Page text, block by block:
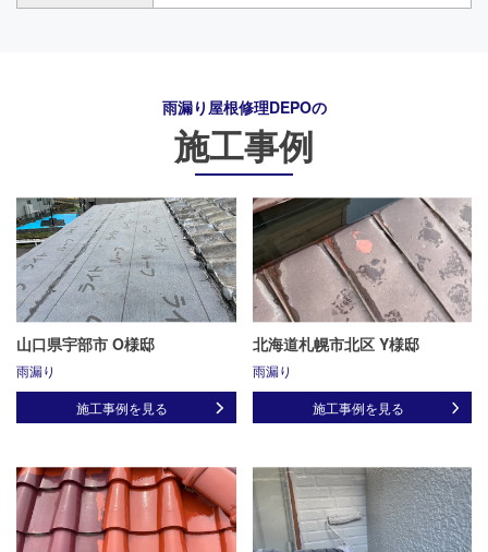
雨漏り屋根修理DEPOの
施工事例
山口県宇部市 O様邸
雨漏り
施工事例を見る
北海道札幌市北区 Y様邸
雨漏り
施工事例を見る